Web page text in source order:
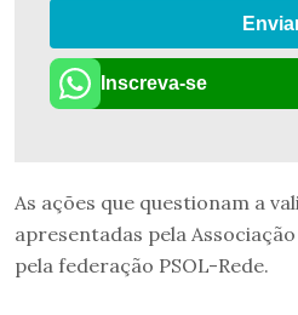
Inscreva-se
As ações que questionam a
apresentadas pela
pela federação PSOL-Rede.